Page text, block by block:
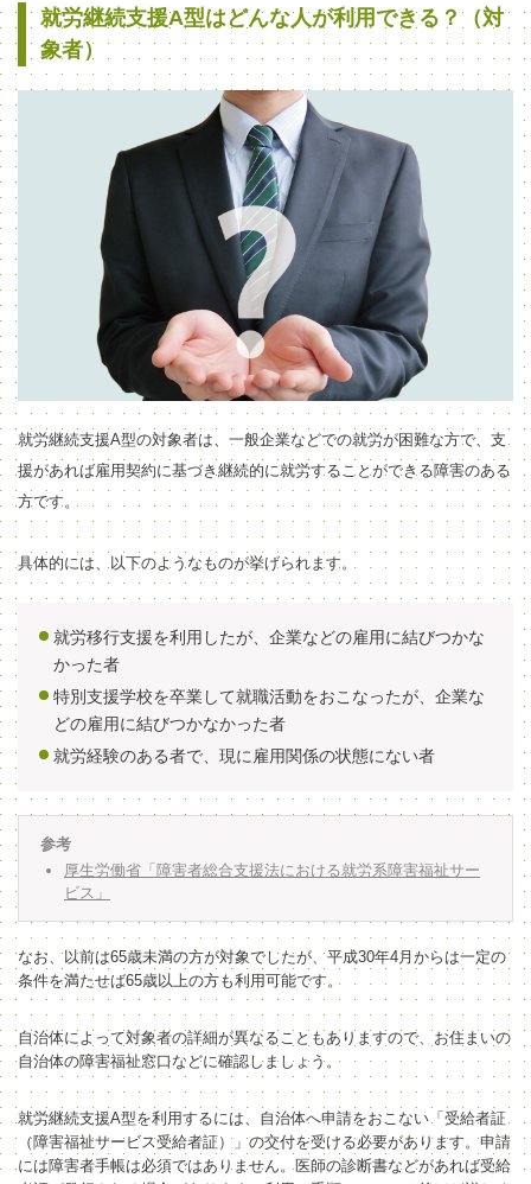
就労継続支援A型はどんな人が利用できる？（対
象者）
就労継続支援A型の対象者は、一般企業などでの就労が困難な方で 、支
援があれば雇用契約に基づき継続的に就労する ことができる障害のある
方です。
具体的には、以下のようなものが挙げられます。
就労移行支援を利用したが、企業などの雇用に結びつかな
かった者
特別支援学校を卒業して就職活動をおこなったが、企業な
どの雇用に結びつかなかった者
就労経験のある者で、現に雇用関係の状態にない者
参考
厚生労働省「障害者総合支援法における就労系障害福祉サー
ビス」
なお、以前は65歳未満の方が対象でしたが、平成30年4月からは一定の
条件を満たせば65歳以上の方も利用可能です。
自治体によって対象者の詳細が異なることもありますので、お住まいの
自治体の障害福祉窓口などに確認しましょう。
就労継続支援A型を利用するには、自治体へ申請をおこない「受給者証
（障害福祉サービス受給者証）」の交付を受ける必要があります。申請
には障害者手帳は必須ではありません。医師の診断書などがあれば受給